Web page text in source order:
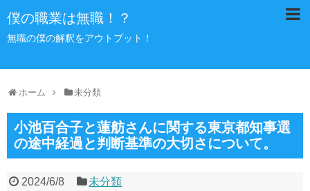
僕の職業は無職！？
無職の僕の解釈をアウトプット！
ホーム 未分類
小池百合子と蓮舫さんに関する東京都知事選
の途中経過と判断基準の大切さについて。
2024/6/8 未分類